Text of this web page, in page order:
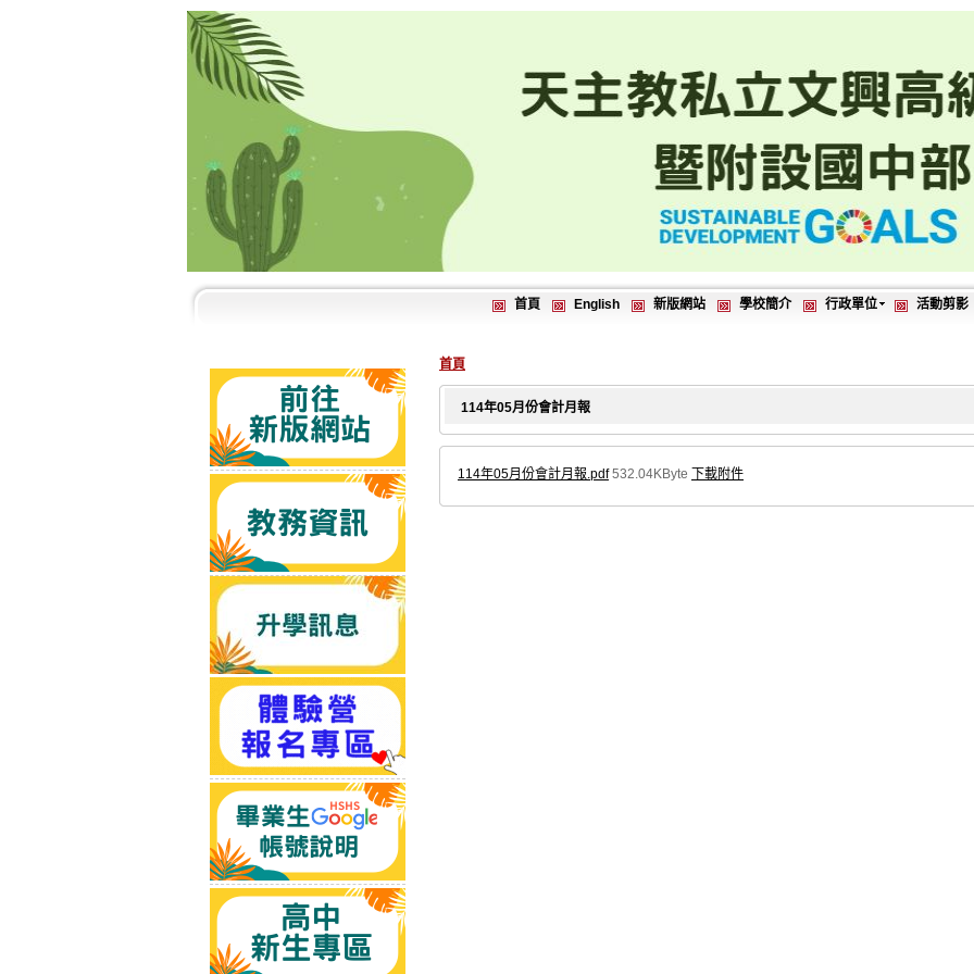
首頁 English 新版網站 學校簡介 行政單位 活動剪影
首頁
114年05月份會計月報
114年05月份會計月報.pdf 532.04KByte 下載附件